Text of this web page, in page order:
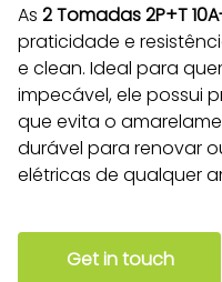
As 2 Tomadas 2P+T
praticidade e
e clean. Ideal para
impecável, ele possui
que evita o
durável para renovar
elétricas de qualquer
Get in touch